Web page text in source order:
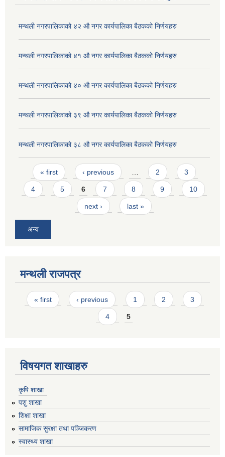
मन्थली नगरपालिकाको ४२ औ नगर कार्यपालिका बैठकको निर्णयहरु
मन्थली नगरपालिकाको ४१ औ नगर कार्यपालिका बैठकको निर्णयहरु
मन्थली नगरपालिकाको ४० औ नगर कार्यपालिका बैठकको निर्णयहरु
मन्थली नगरपालिकाको ३९ औ नगर कार्यपालिका बैठकको निर्णयहरु
मन्थली नगरपालिकाको ३८ औ नगर कार्यपालिका बैठकको निर्णयहरु
Pages
« first ‹ previous 2 3
4 5 6 7 8 9 10
next › last »
अन्य
मन्थली राजपत्र
Pages
« first ‹ previous 1 2 3
4 5
विषयगत शाखाहरु
कृषि शाखा
पशु शाखा
शिक्षा शाखा
सामाजिक सुरक्षा तथा पञ्जिकरण
स्वास्थ्य शाखा